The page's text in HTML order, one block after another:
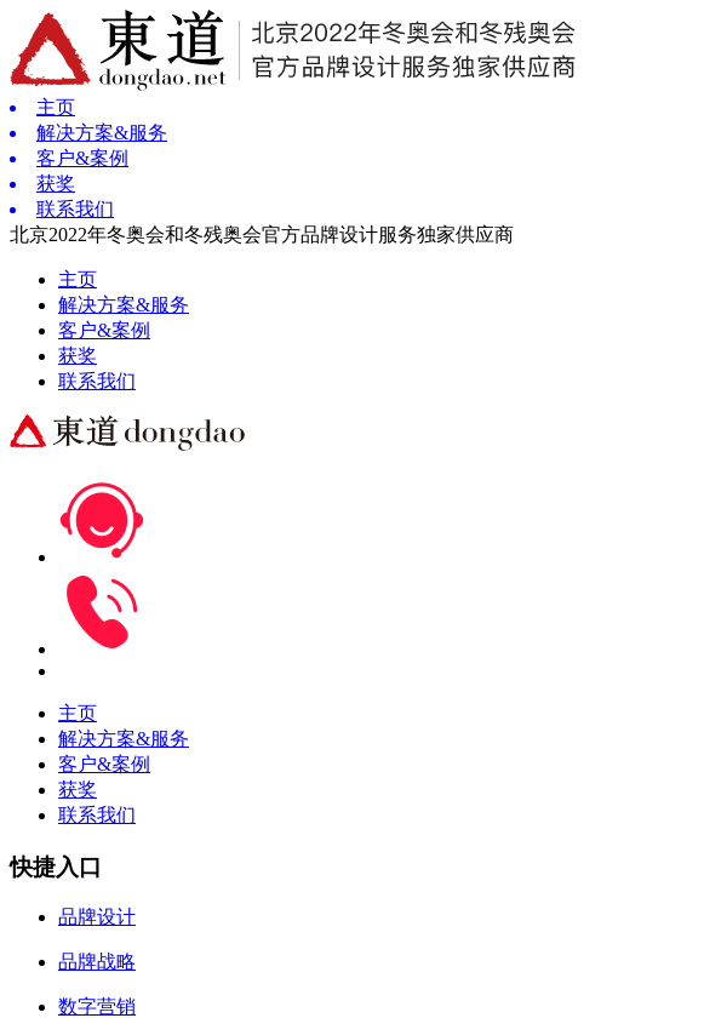
主页
解决方案&服务
客户&案例
获奖
联系我们
北京2022年冬奥会和冬残奥会官方品牌设计服务独家供应商
主页
解决方案&服务
客户&案例
获奖
联系我们
主页
解决方案&服务
客户&案例
获奖
联系我们
快捷入口
品牌设计
品牌战略
数字营销